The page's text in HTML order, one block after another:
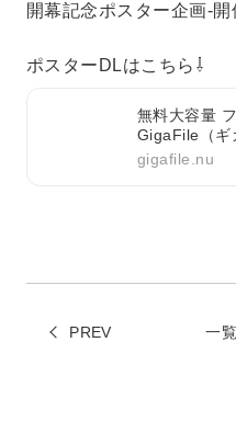
開幕記念ポスター企画-開
ポスターDLはこちら⇩
無料大容量
GigaFile（ギ
００日」選べ
gigafile.nu
PREV 一